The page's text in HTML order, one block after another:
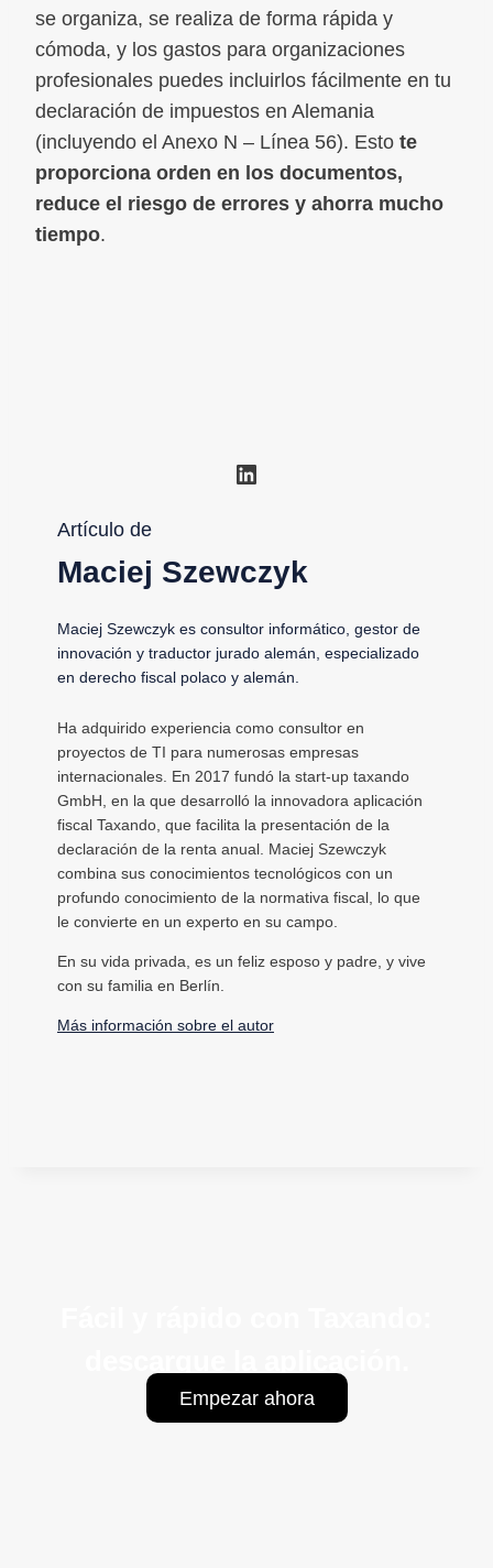
se organiza, se realiza de forma rápida y
cómoda, y los gastos para organizaciones
profesionales puedes incluirlos fácilmente en tu
declaración de impuestos en Alemania
(incluyendo el Anexo N – Línea 56). Esto te
proporciona orden en los documentos,
reduce el riesgo de errores y ahorra mucho
tiempo.
LinkedIn
Artículo de
Maciej Szewczyk
Maciej Szewczyk es consultor informático, gestor de
innovación y traductor jurado alemán, especializado
en derecho fiscal polaco y alemán.
Ha adquirido experiencia como consultor en
proyectos de TI para numerosas empresas
internacionales. En 2017 fundó la start-up taxando
GmbH, en la que desarrolló la innovadora aplicación
fiscal Taxando, que facilita la presentación de la
declaración de la renta anual. Maciej Szewczyk
combina sus conocimientos tecnológicos con un
profundo conocimiento de la normativa fiscal, lo que
le convierte en un experto en su campo.
En su vida privada, es un feliz esposo y padre, y vive
con su familia en Berlín.
Más información sobre el autor
Empezar ahora